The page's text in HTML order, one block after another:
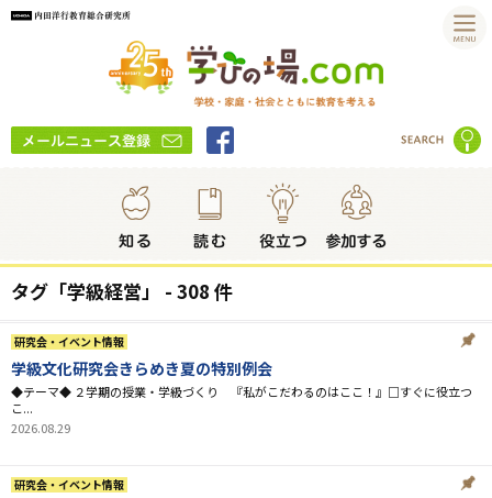
タグ「学級経営」 - 308 件
研究会・イベント情報
学級文化研究会きらめき夏の特別例会
◆テーマ◆ ２学期の授業・学級づくり 『私がこだわるのはここ！』□すぐに役立つ
こ...
2026.08.29
研究会・イベント情報